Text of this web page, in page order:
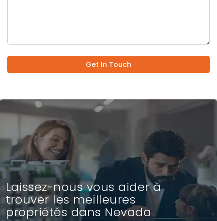
Get In Touch
Laissez-nous vous aider à
trouver les meilleures
propriétés dans Nevada